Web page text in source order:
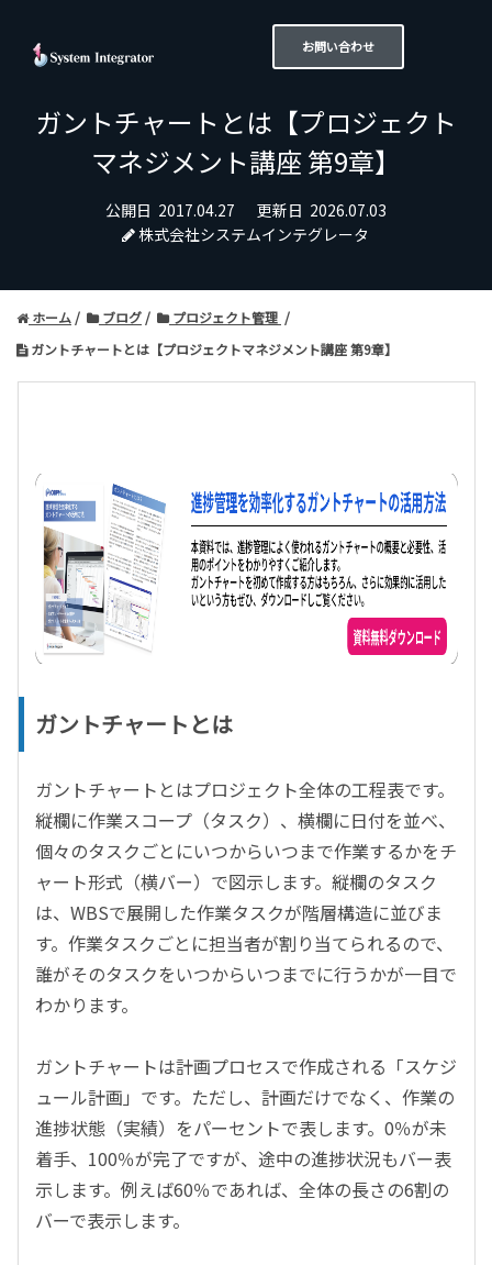
お問い合わせ
ガントチャートとは【プロジェクト
マネジメント講座 第9章】
公開日 2017.04.27 更新日 2026.07.03
株式会社システムインテグレータ
ホーム ブログ
プロジェクト管理
ガントチャートとは【プロジェクトマネジメント講座 第9章】
ガントチャートとは
ガントチャートとはプロジェクト全体の工程表です。
縦欄に作業スコープ（タスク）、横欄に日付を並べ、
個々のタスクごとにいつからいつまで作業するかをチ
ャート形式（横バー）で図示します。縦欄のタスク
は、WBSで展開した作業タスクが階層構造に並びま
す。作業タスクごとに担当者が割り当てられるので、
誰がそのタスクをいつからいつまでに行うかが一目で
わかります。
ガントチャートは計画プロセスで作成される「スケジ
ュール計画」です。ただし、計画だけでなく、作業の
進捗状態（実績）をパーセントで表します。0％が未
着手、100％が完了ですが、途中の進捗状況もバー表
示します。例えば60％であれば、全体の長さの6割の
バーで表示します。